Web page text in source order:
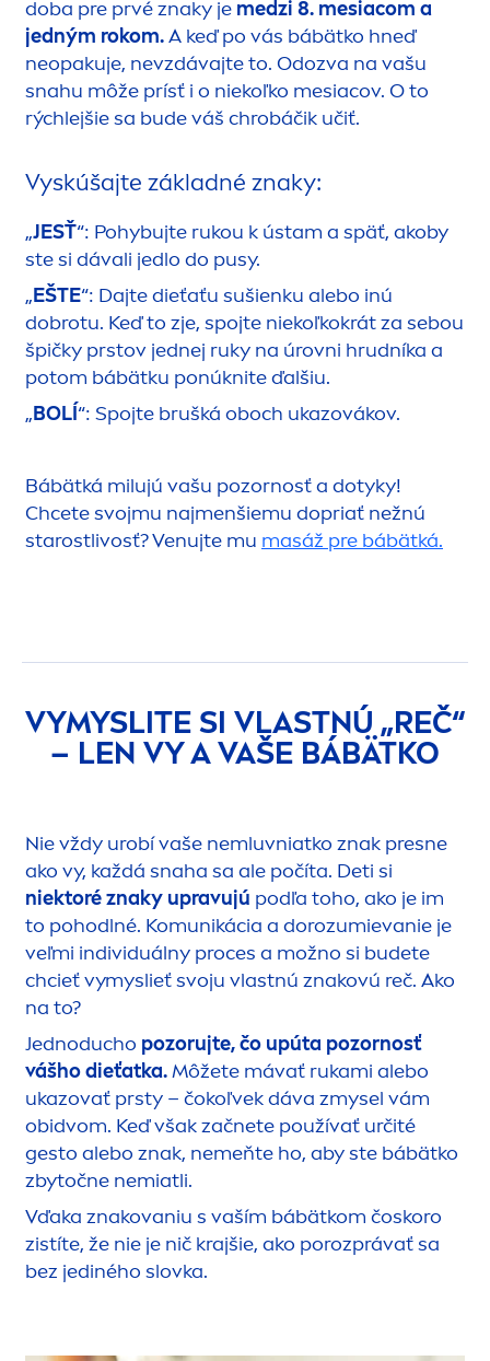
doba pre prvé znaky je medzi 8. mesiacom a
jedným rokom.A keď po vás bábätko hneď
neopakuje, nevzdávajte to. Odozva na vašu
snahu môže prísť i o niekoľko mesiacov. O to
rýchlejšie sa bude váš chrobáčik učiť.
Vyskúšajte základné znaky:
„JESŤ“: Pohybujte rukou k ústam a späť, akoby
ste si dávali jedlo do pusy.
„EŠTE“: Dajte dieťaťu sušienku alebo inú
dobrotu. Keď to zje, spojte niekoľkokrát za sebou
špičky prstov jednej ruky na úrovni hrudníka a
potom bábätku ponúknite ďalšiu.
„BOLÍ“: Spojte brušká oboch ukazovákov.
Bábätká milujú vašu pozornosť a dotyky!
Chcete svojmu najmenšiemu dopriať nežnú
starostlivosť? Venujte mu masáž pre bábätká.
VYMYSLITE SI VLASTNÚ „REČ“
– LEN VY A VAŠE BÁBÄTKO
Nie vždy urobí vaše nemluvniatko znak presne
ako vy, každá snaha sa ale počíta. Deti si
niektoré znaky upravujú podľa toho, ako je im
to pohodlné. Komunikácia a dorozumievanie je
veľmi individuálny proces a možno si budete
chcieť vymyslieť svoju vlastnú znakovú reč. Ako
na to?
Jednoducho pozorujte, čo upúta pozornosť
vášho dieťatka.Môžete mávať rukami alebo
ukazovať prsty – čokoľvek dáva zmysel vám
obidvom. Keď však začnete používať určité
gesto alebo znak, nemeňte ho, aby ste bábätko
zbytočne nemiatli.
Vďaka znakovaniu s vaším bábätkom čoskoro
zistíte, že nie je nič krajšie, ako porozprávať sa
bez jediného slovka.